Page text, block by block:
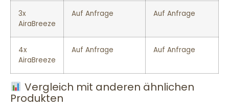
3x
AiraBreeze
Auf Anfrage Auf Anfrage
4x
AiraBreeze
Auf Anfrage Auf Anfrage
Vergleich mit anderen ähnlichen
Produkten